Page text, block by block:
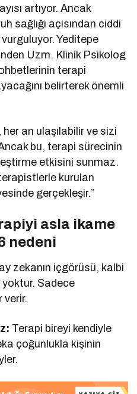
artıyor. Ancak
sağlığı açısından ciddi
Yeditepe
Uzm. Klinik Psikolog
terapi
belirterek önemli
an ulaşılabilir ve sizi
bu, terapi sürecinin
etkisini sunmaz.
kurulan
gerçekleşir.”
asla ikame
nedeni
zekanın içgörüsü, kalbi
Sadece
verir.
Terapi bireyi kendiyle
çoğunlukla kişinin